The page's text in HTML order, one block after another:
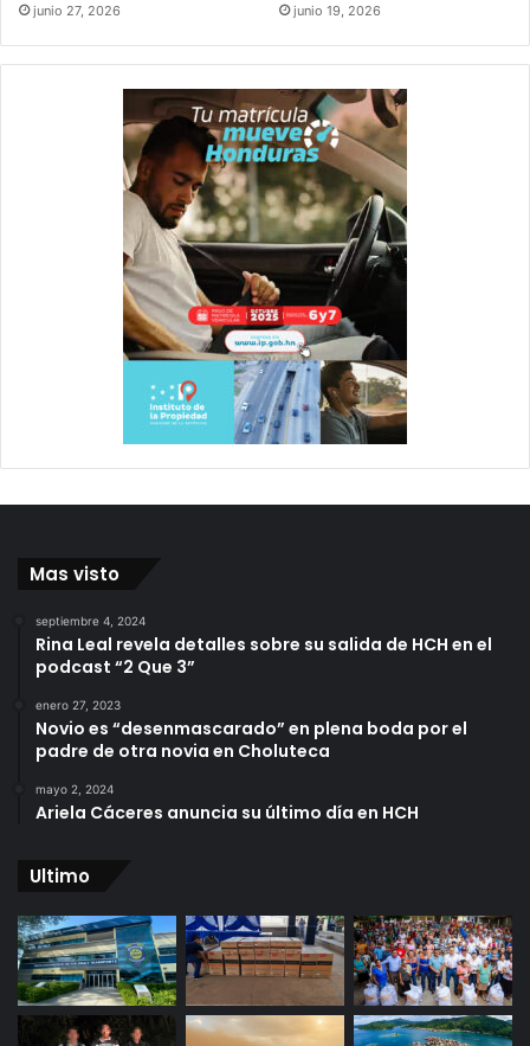
junio 27, 2026 junio 19, 2026
Mas visto
septiembre 4, 2024
Rina Leal revela detalles sobre su salida de HCH en el
podcast “2 Que 3”
enero 27, 2023
Novio es “desenmascarado” en plena boda por el
padre de otra novia en Choluteca
mayo 2, 2024
Ariela Cáceres anuncia su último día en HCH
Ultimo